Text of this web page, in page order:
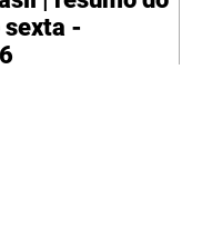
sugere que
decisão de se
sexta -